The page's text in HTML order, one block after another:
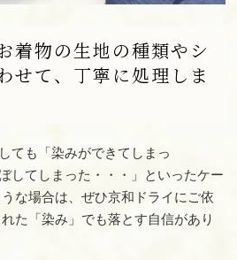
着物の生地の種類やシ
せて、丁寧に処理しま
ても「染みができてしまっ
してしまった・・・」といったケー
な場合は、ぜひ京和ドライにご依
た「染み」でも落とす自信があり